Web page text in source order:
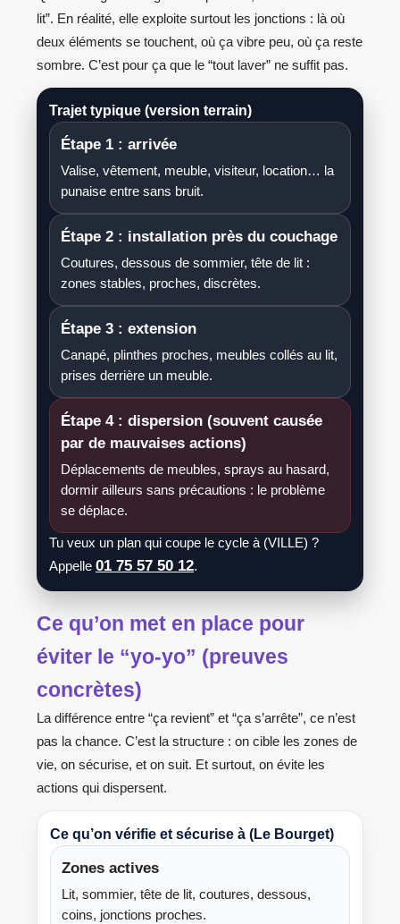
lit”. En réalité, elle exploite surtout les jonctions : là où
deux éléments se touchent, où ça vibre peu, où ça reste
sombre. C’est pour ça que le “tout laver” ne suffit pas.
Trajet typique (version terrain)
Étape 1 : arrivée
Valise, vêtement, meuble, visiteur, location… la
punaise entre sans bruit.
Étape 2 : installation près du couchage
Coutures, dessous de sommier, tête de lit :
zones stables, proches, discrètes.
Étape 3 : extension
Canapé, plinthes proches, meubles collés au lit,
prises derrière un meuble.
Étape 4 : dispersion (souvent causée
par de mauvaises actions)
Déplacements de meubles, sprays au hasard,
dormir ailleurs sans précautions : le problème
se déplace.
Tu veux un plan qui coupe le cycle à (VILLE) ?
Appelle 01 75 57 50 12.
Ce qu’on met en place pour
éviter le “yo-yo” (preuves
concrètes)
La différence entre “ça revient” et “ça s’arrête”, ce n’est
pas la chance. C’est la structure : on cible les zones de
vie, on sécurise, et on suit. Et surtout, on évite les
actions qui dispersent.
Ce qu’on vérifie et sécurise à (Le Bourget)
Zones actives
Lit, sommier, tête de lit, coutures, dessous,
coins, jonctions proches.